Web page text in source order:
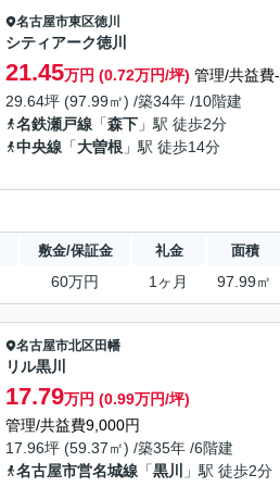
名古屋市東区徳川
シティアーク徳川
21.45万円 (0.72万円/坪) 管理/共益費-
29.64坪 (97.99㎡) /築34年 /10階建
名鉄瀬戸線 「森下 」駅 徒歩2分
中央線 「大曽根 」駅 徒歩14分
敷金/保証金 礼金 面積
60万円 1ヶ月 97.99㎡
名古屋市北区田幡
リル黒川
17.79万円 (0.99万円/坪)
管理/共益費9,000円
17.96坪 (59.37㎡) /築35年 /6階建
名古屋市営名城線 「黒川 」駅 徒歩2分